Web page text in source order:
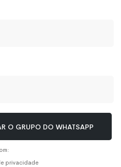
O GRUPO DO WHATSAPP
privacidade